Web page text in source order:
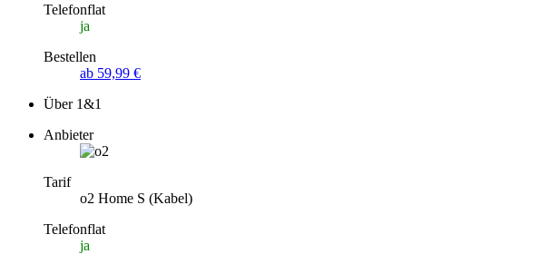
Telefonflat
ja
Bestellen
ab 59,99 €
Über 1&1
Anbieter
Tarif
o2 Home S (Kabel)
Telefonflat
ja